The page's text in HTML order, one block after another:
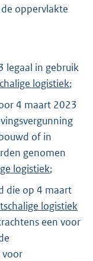
oppervlakte
legaal in gebruik
logistiek;
4 maart 2023
of in
genomen
logistiek;
die op 4 maart
logistiek
een voor
voor